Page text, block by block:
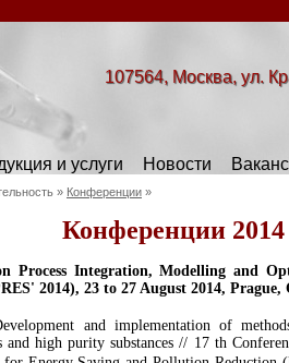
107564, Москва, ул.
и услуги Новости
» Конференции »
Конференции 2014
Process Integration, Modelling and
2014), 23 to 27 August 2014, Prague,
and implementation of
and high purity substances // 17 th